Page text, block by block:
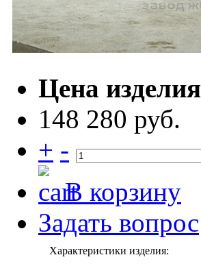
Цена изделия
148 280 руб.
+ -
В корзину
Задать вопрос
Характеристики изделия: